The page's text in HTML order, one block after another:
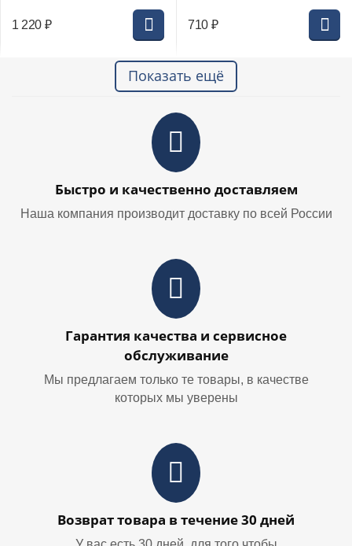
1 220 ₽ 710 ₽
Показать ещё
Быстро и качественно доставляем
Наша компания производит доставку по всей России
Гарантия качества и сервисное
обслуживание
Мы предлагаем только те товары, в качестве
которых мы уверены
Возврат товара в течение 30 дней